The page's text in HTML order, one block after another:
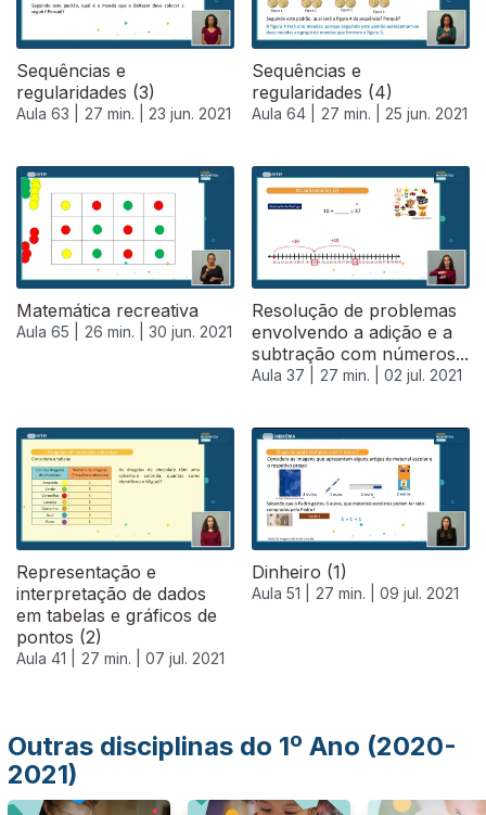
Sequências e
regularidades (3)
Aula 63 | 27 min. | 23 jun. 2021
Sequências e
regularidades (4)
Aula 64 | 27 min. | 25 jun. 2021
Matemática recreativa
Aula 65 | 26 min. | 30 jun. 2021
Resolução de problemas
envolvendo a adição e a
subtração com números...
Aula 37 | 27 min. | 02 jul. 2021
Representação e
interpretação de dados
em tabelas e gráficos de
pontos (2)
Aula 41 | 27 min. | 07 jul. 2021
Dinheiro (1)
Aula 51 | 27 min. | 09 jul. 2021
556889
Outras disciplinas do 1º Ano (2020-
2021)